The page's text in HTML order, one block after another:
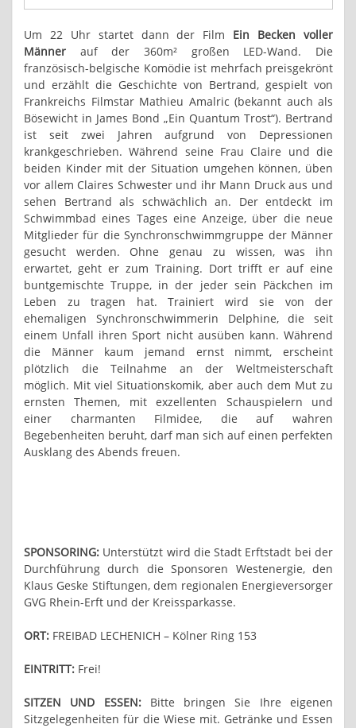
Um 22 Uhr startet dann der Film Ein Becken voller
Männer auf der 360m² großen LED-Wand. Die
französisch-belgische Komödie ist mehrfach preisgekrönt
und erzählt die Geschichte von Bertrand, gespielt von
Frankreichs Filmstar Mathieu Amalric (bekannt auch als
Bösewicht in James Bond „Ein Quantum Trost“). Bertrand
ist seit zwei Jahren aufgrund von Depressionen
krankgeschrieben. Während seine Frau Claire und die
beiden Kinder mit der Situation umgehen können, üben
vor allem Claires Schwester und ihr Mann Druck aus und
sehen Bertrand als schwächlich an. Der entdeckt im
Schwimmbad eines Tages eine Anzeige, über die neue
Mitglieder für die Synchronschwimmgruppe der Männer
gesucht werden. Ohne genau zu wissen, was ihn
erwartet, geht er zum Training. Dort trifft er auf eine
buntgemischte Truppe, in der jeder sein Päckchen im
Leben zu tragen hat. Trainiert wird sie von der
ehemaligen Synchronschwimmerin Delphine, die seit
einem Unfall ihren Sport nicht ausüben kann. Während
die Männer kaum jemand ernst nimmt, erscheint
plötzlich die Teilnahme an der Weltmeisterschaft
möglich. Mit viel Situationskomik, aber auch dem Mut zu
ernsten Themen, mit exzellenten Schauspielern und
einer charmanten Filmidee, die auf wahren
Begebenheiten beruht, darf man sich auf einen perfekten
Ausklang des Abends freuen.
SPONSORING: Unterstützt wird die Stadt Erftstadt bei der
Durchführung durch die Sponsoren Westenergie, den
Klaus Geske Stiftungen, dem regionalen Energieversorger
GVG Rhein-Erft und der Kreissparkasse.
ORT: FREIBAD LECHENICH – Kölner Ring 153
EINTRITT: Frei!
SITZEN UND ESSEN: Bitte bringen Sie Ihre eigenen
Sitzgelegenheiten für die Wiese mit. Getränke und Essen